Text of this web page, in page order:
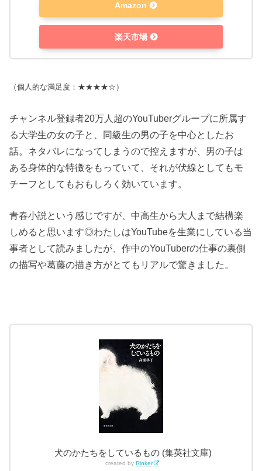
Amazon
楽天市場
（個人的な満足度：★★★★☆）
チャンネル登録者20万人超のYouTuberグループに所属す
る大学生の女の子と、同級生の男の子を中心としたお
話。ネタバレになってしまうので控えますが、男の子は
ある身体的な特徴をもっていて、それが伏線としてもモ
チーフとしてもおもしろく効いています。
青春小説という感じですが、中高生から大人まで結構楽
しめると思います◎わたしはYouTubeを生業にしている当
事者として読みましたが、作中のYouTuberの仕事の裏側
の描写や葛藤の描き方がとてもリアルで驚きました。
犬のかたちをしているもの (集英社文庫)
created by Rinker